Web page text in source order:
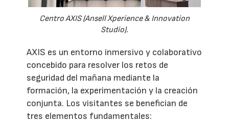
Centro AXIS (Ansell Xperience & Innovation
Studio).
AXIS es un entorno inmersivo y colaborativo
concebido para resolver los retos de
seguridad del mañana mediante la
formación, la experimentación y la creación
conjunta. Los visitantes se benefician de
tres elementos fundamentales: